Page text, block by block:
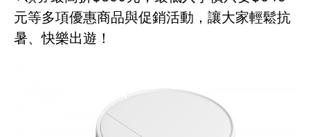
元等多項優惠商品與促銷活動，讓大家輕鬆抗
暑、快樂出遊！